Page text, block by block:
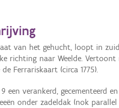
van het gehucht, loopt in
richting naar Weelde. Vertoont
de Ferrariskaart (circa 1775).
een verankerd, gecementeerd
onder zadeldak (nok